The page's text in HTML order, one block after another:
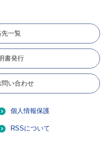
一覧
書発行
問い合わせ
個人情報保護
RSSについて